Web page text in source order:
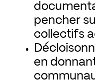
pencher
collectifs
en